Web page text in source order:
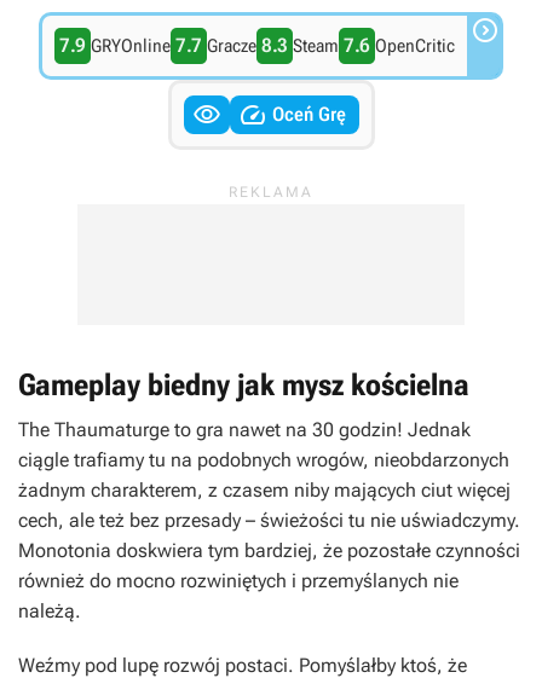
7.9 GRYOnline 7.7 Gracze 8.3 Steam 7.6 OpenCritic 
  Oceń Grę
Gameplay biedny jak mysz kościelna
The Thaumaturge to gra nawet na 30 godzin! Jednak
ciągle trafiamy tu na podobnych wrogów, nieobdarzonych
żadnym charakterem, z czasem niby mających ciut więcej
cech, ale też bez przesady – świeżości tu nie uświadczymy.
Monotonia doskwiera tym bardziej, że pozostałe czynności
również do mocno rozwiniętych i przemyślanych nie
należą.
Weźmy pod lupę rozwój postaci. Pomyślałby ktoś, że